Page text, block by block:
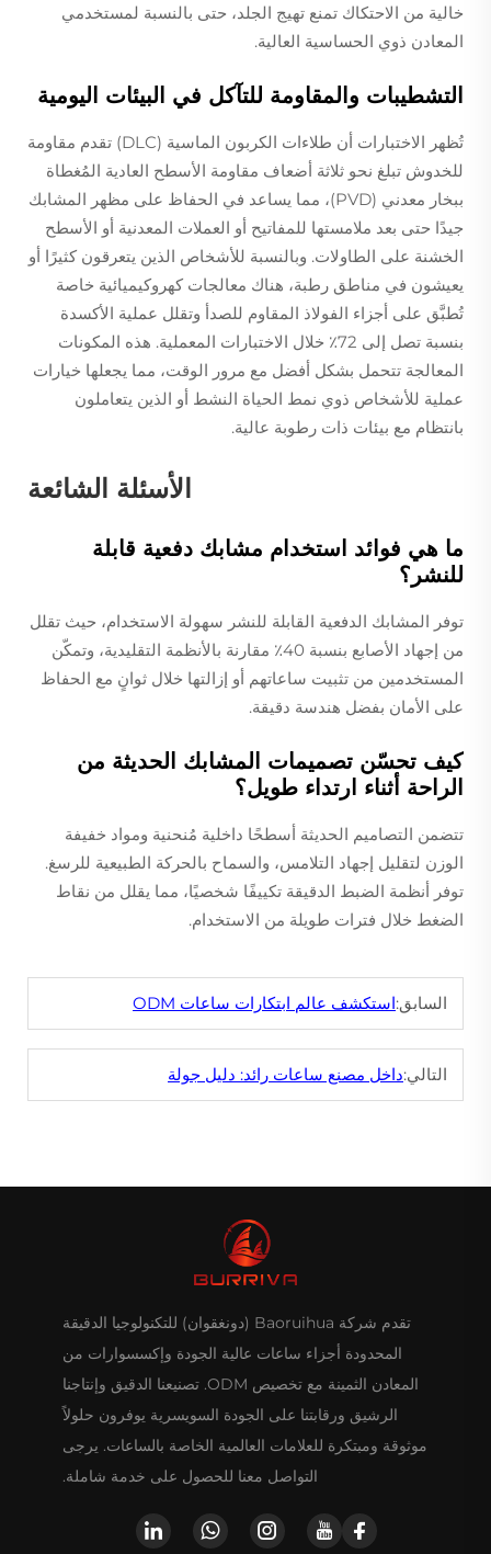
خالية من الاحتكاك تمنع تهيج الجلد، حتى بالنسبة لمستخدمي
المعادن ذوي الحساسية العالية.
التشطيبات والمقاومة للتآكل في البيئات اليومية
تُظهر الاختبارات أن طلاءات الكربون الماسية (DLC) تقدم مقاومة
للخدوش تبلغ نحو ثلاثة أضعاف مقاومة الأسطح العادية المُغطاة
ببخار معدني (PVD)، مما يساعد في الحفاظ على مظهر المشابك
جيدًا حتى بعد ملامستها للمفاتيح أو العملات المعدنية أو الأسطح
الخشنة على الطاولات. وبالنسبة للأشخاص الذين يتعرقون كثيرًا أو
يعيشون في مناطق رطبة، هناك معالجات كهروكيميائية خاصة
تُطبَّق على أجزاء الفولاذ المقاوم للصدأ وتقلل عملية الأكسدة
بنسبة تصل إلى 72٪ خلال الاختبارات المعملية. هذه المكونات
المعالجة تتحمل بشكل أفضل مع مرور الوقت، مما يجعلها خيارات
عملية للأشخاص ذوي نمط الحياة النشط أو الذين يتعاملون
بانتظام مع بيئات ذات رطوبة عالية.
الأسئلة الشائعة
ما هي فوائد استخدام مشابك دفعية قابلة
للنشر؟
توفر المشابك الدفعية القابلة للنشر سهولة الاستخدام، حيث تقلل
من إجهاد الأصابع بنسبة 40٪ مقارنة بالأنظمة التقليدية، وتمكّن
المستخدمين من تثبيت ساعاتهم أو إزالتها خلال ثوانٍ مع الحفاظ
على الأمان بفضل هندسة دقيقة.
كيف تحسّن تصميمات المشابك الحديثة من
الراحة أثناء ارتداء طويل؟
تتضمن التصاميم الحديثة أسطحًا داخلية مُنحنية ومواد خفيفة
الوزن لتقليل إجهاد التلامس، والسماح بالحركة الطبيعية للرسغ.
توفر أنظمة الضبط الدقيقة تكييفًا شخصيًا، مما يقلل من نقاط
الضغط خلال فترات طويلة من الاستخدام.
السابق:استكشف عالم ابتكارات ساعات ODM
التالي:داخل مصنع ساعات رائد: دليل جولة
تقدم شركة Baoruihua (دونغقوان) للتكنولوجيا الدقيقة
المحدودة أجزاء ساعات عالية الجودة وإكسسوارات من
المعادن الثمينة مع تخصيص ODM. تصنيعنا الدقيق وإنتاجنا
الرشيق ورقابتنا على الجودة السويسرية يوفرون حلولاً
موثوقة ومبتكرة للعلامات العالمية الخاصة بالساعات. يرجى
التواصل معنا للحصول على خدمة شاملة.